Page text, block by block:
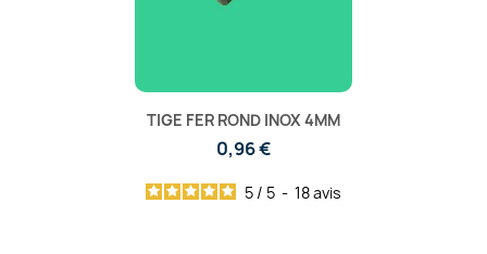
TIGE FER ROND INOX 4MM
0,96 €
5 / 5 - 18avis